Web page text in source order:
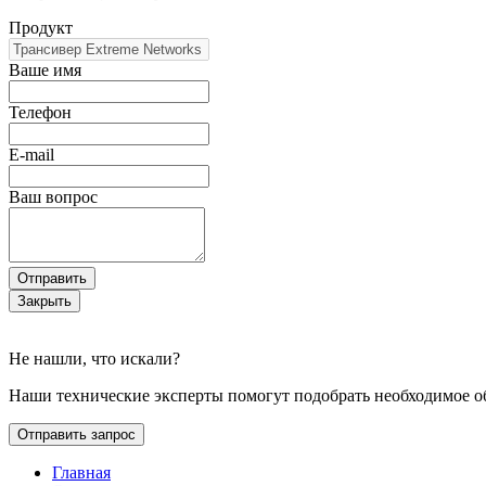
Продукт
Ваше имя
Телефон
E-mail
Ваш вопрос
Отправить
Закрыть
Не нашли, что искали?
Наши технические эксперты помогут подобрать необходимое
Отправить запрос
Главная